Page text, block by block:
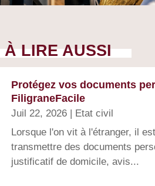
À LIRE AUSSI
Protégez vos documents
FiligraneFacile
Juil 22, 2026 | Etat civil
Lorsque l'on vit à l'étranger, il
transmettre des documents
justificatif de domicile, avis...